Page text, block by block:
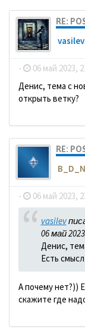
RE:
vasilev
- 06 май 2023,
Денис, тема с
открыть ветку?
RE:
B_D_N
- 06 май 2023,
vasilev
06 май
Денис,
Есть
А почему нет?))
скажите где